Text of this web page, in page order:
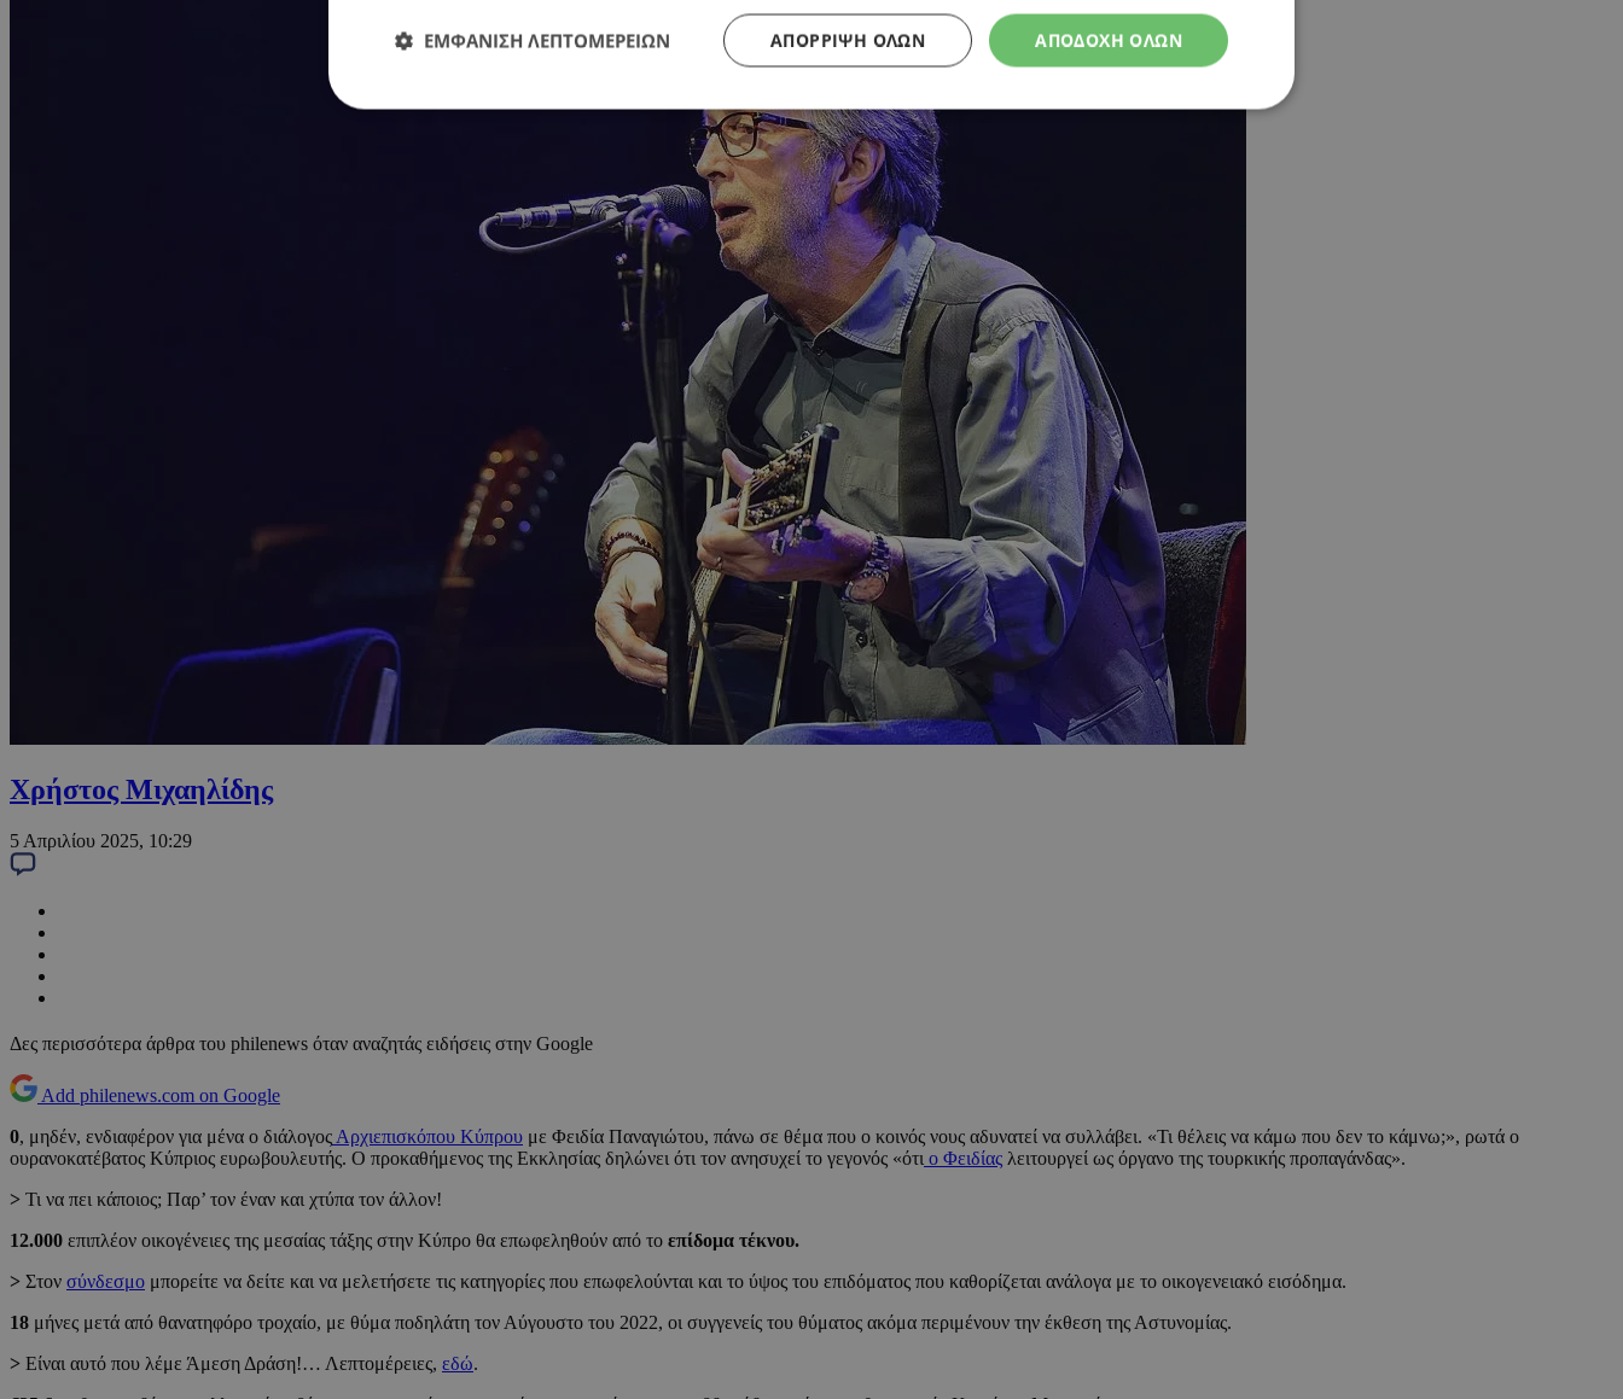
Χρήστος Μιχαηλίδης
5 Απριλίου 2025, 10:29
Δες περισσότερα άρθρα του philenews όταν αναζητάς ειδήσεις στην Google
Add philenews.com on Google
0, μηδέν, ενδιαφέρον για μένα ο διάλογος Αρχιεπισκόπου Κύπρου με Φειδία Παναγιώτου, πάνω σε θέμα που ο κοινός νους αδυνατεί να συλλάβει. «Τι θέλεις να κάμω που δεν το κάμνω;», ρωτά ο
ουρανοκατέβατος Κύπριος ευρωβουλευτής. Ο προκαθήμενος της Εκκλησίας δηλώνει ότι τον ανησυχεί το γεγονός «ότι ο Φειδίας λειτουργεί ως όργανο της τουρκικής προπαγάνδας».
> Τι να πει κάποιος; Παρ’ τον έναν και χτύπα τον άλλον!
12.000 επιπλέον οικογένειες της μεσαίας τάξης στην Κύπρο θα επωφεληθούν από το επίδομα τέκνου.
> Στον σύνδεσμο μπορείτε να δείτε και να μελετήσετε τις κατηγορίες που επωφελούνται και το ύψος του επιδόματος που καθορίζεται ανάλογα με το οικογενειακό εισόδημα.
18 μήνες μετά από θανατηφόρο τροχαίο, με θύμα ποδηλάτη τον Αύγουστο του 2022, οι συγγενείς του θύματος ακόμα περιμένουν την έκθεση της Αστυνομίας.
> Είναι αυτό που λέμε Άμεση Δράση!… Λεπτομέρειες, εδώ.
ΑΠΟΔΟΧΗ ΟΛΩΝ
ΑΠΌΡΡΙΨΗ ΌΛΩΝ
ΕΜΦΑΝΙΣΗ ΛΕΠΤΟΜΕΡΕΙΩΝ